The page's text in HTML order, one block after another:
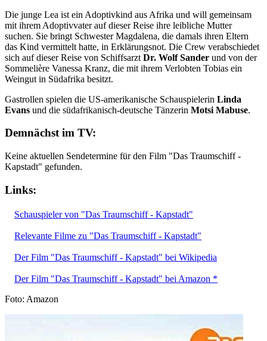
Die junge Lea ist ein Adoptivkind aus Afrika und will gemeinsam
mit ihrem Adoptivvater auf dieser Reise ihre leibliche Mutter
suchen. Sie bringt Schwester Magdalena, die damals ihren Eltern
das Kind vermittelt hatte, in Erklärungsnot. Die Crew verabschiedet
sich auf dieser Reise von Schiffsarzt Dr. Wolf Sander und von der
Sommelière Vanessa Kranz, die mit ihrem Verlobten Tobias ein
Weingut in Südafrika besitzt.
Gastrollen spielen die US-amerikanische Schauspielerin Linda
Evans und die südafrikanisch-deutsche Tänzerin Motsi Mabuse.
Demnächst im TV:
Keine aktuellen Sendetermine für den Film "Das Traumschiff -
Kapstadt" gefunden.
Links:
Schauspieler von "Das Traumschiff - Kapstadt"
Relevante Filme zu "Das Traumschiff - Kapstadt"
Der Film "Das Traumschiff - Kapstadt" bei Wikipedia
Der Film "Das Traumschiff - Kapstadt" bei Amazon *
Foto: Amazon